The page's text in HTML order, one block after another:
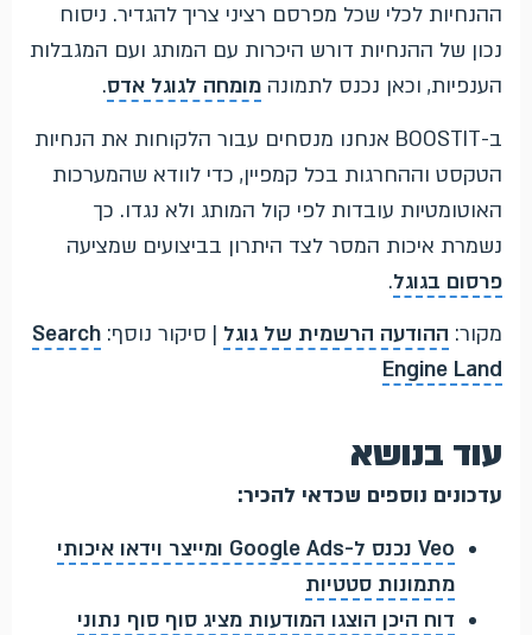
ההנחיות לכלי שכל מפרסם רציני צריך להגדיר. ניסוח
נכון של ההנחיות דורש היכרות עם המותג ועם המגבלות
הענפיות, וכאן נכנס לתמונה מומחה לגוגל אדס.
ב-BOOSTIT אנחנו מנסחים עבור הלקוחות את הנחיות
הטקסט וההחרגות בכל קמפיין, כדי לוודא שהמערכות
האוטומטיות עובדות לפי קול המותג ולא נגדו. כך
נשמרת איכות המסר לצד היתרון בביצועים שמציעה
פרסום בגוגל.
מקור: ההודעה הרשמית של גוגל | סיקור נוסף: Search
Engine Land
עוד בנושא
עדכונים נוספים שכדאי להכיר:
Veo נכנס ל-Google Ads ומייצר וידאו איכותי
מתמונות סטטיות
דוח היכן הוצגו המודעות מציג סוף סוף נתוני